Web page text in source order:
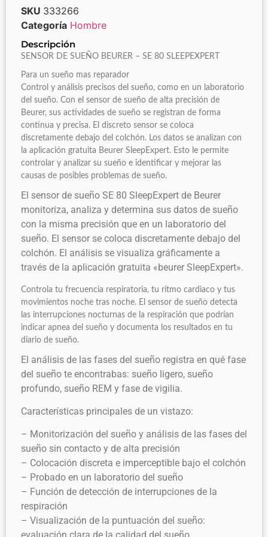
SKU 333266
Categoría Hombre
Descripción
SENSOR DE SUEÑO BEURER – SE 80 SLEEPEXPERT
Para un sueño mas reparador
Control y análisis precisos del sueño, como en un laboratorio
del sueño. Con el sensor de sueño de alta precisión de
Beurer, sus actividades de sueño se registran de forma
continua y precisa. El discreto sensor se coloca
discretamente debajo del colchón. Los datos se analizan con
la aplicación gratuita Beurer SleepExpert. Esto le permite
controlar y analizar su sueño e identificar y mejorar las
causas de posibles problemas de sueño.
El sensor de sueño SE 80 SleepExpert de Beurer
monitoriza, analiza y determina sus datos de sueño
con la misma precisión que en un laboratorio del
sueño. El sensor se coloca discretamente debajo del
colchón. El análisis se visualiza gráficamente a
través de la aplicación gratuita «beurer SleepExpert».
Controla tu frecuencia respiratoria, tu ritmo cardiaco y tus
movimientos noche tras noche. El sensor de sueño detecta
las interrupciones nocturnas de la respiración que podrían
indicar apnea del sueño y documenta los resultados en tu
diario de sueño.
El análisis de las fases del sueño registra en qué fase
del sueño te encontrabas: sueño ligero, sueño
profundo, sueño REM y fase de vigilia.
Características principales de un vistazo:
– Monitorización del sueño y análisis de las fases del
sueño sin contacto y de alta precisión
– Colocación discreta e imperceptible bajo el colchón
– Probado en un laboratorio del sueño
– Función de detección de interrupciones de la
respiración
– Visualización de la puntuación del sueño: